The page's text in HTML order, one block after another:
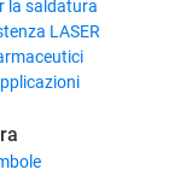
la saldatura
LASER